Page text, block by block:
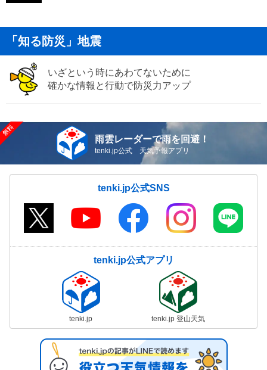
「知る防災」地震
いざという時にあわてないために
確かな情報と行動で防災力アップ
雨雲レーダーで雨を回避！
tenki.jp公式 天気予報アプリ
tenki.jp公式SNS
tenki.jp公式アプリ
tenki.jp tenki.jp 登山天気